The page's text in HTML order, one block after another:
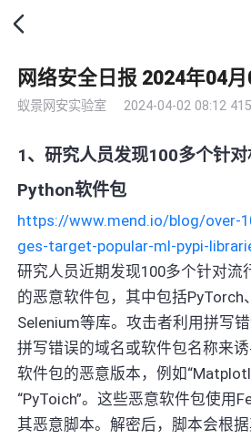
网络安全日报 2024年04月
蚁景网安实验室 2024-04-02 08:12
1、研究人员发现100多个针
Python软件包
https://www.mend.io/blog/over-
ges-target-popular-ml-pypi-
研究人员近期发现100多个针对流
的恶意软件包，其中包括PyTorch
Selenium等库。攻击者利用拼写
拼写错误的域名或软件包名称来
软件包的恶意版本，例如
“PyToich”。这些恶意软件包使用
其恶意脚本。解密后，脚本会根